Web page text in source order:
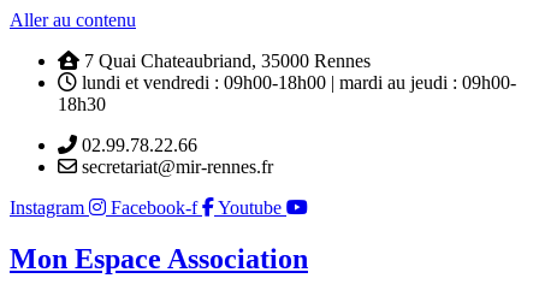
Aller au contenu
7 Quai Chateaubriand, 35000 Rennes
lundi et vendredi : 09h00-18h00 | mardi au jeudi : 09h00-
18h30
02.99.78.22.66
secretariat@mir-rennes.fr
Instagram
Facebook-f Youtube
Mon Espace Association